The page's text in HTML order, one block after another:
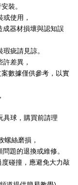
裝。
使用，
器材損壞與認知誤
疵請見諒。
差異，
數據僅供參考，以實
具球，購買前請理
螺絲磨損，
題的退換或維修。
度碰撞，應避免大力敲